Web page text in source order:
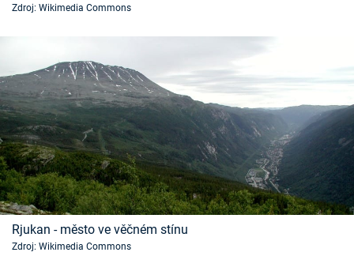
Zdroj: Wikimedia Commons
Rjukan - město ve věčném stínu
Zdroj: Wikimedia Commons